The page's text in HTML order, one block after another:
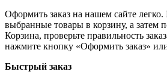
Оформить заказ на нашем сайте легко.
выбранные товары в корзину, а затем
Корзина, проверьте правильность
нажмите кнопку «Оформить заказ»
Быстрый заказ